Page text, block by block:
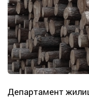
Департамент